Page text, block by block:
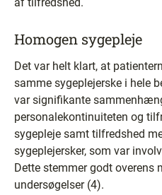
Homogen sygepleje
Det var helt klart, at
samme sygeplejerske i hele
var signifikante
personalekontinuiteten og
sygepleje samt tilfredshed
sygeplejersker, som var
Dette stemmer godt overens
undersøgelser (4).